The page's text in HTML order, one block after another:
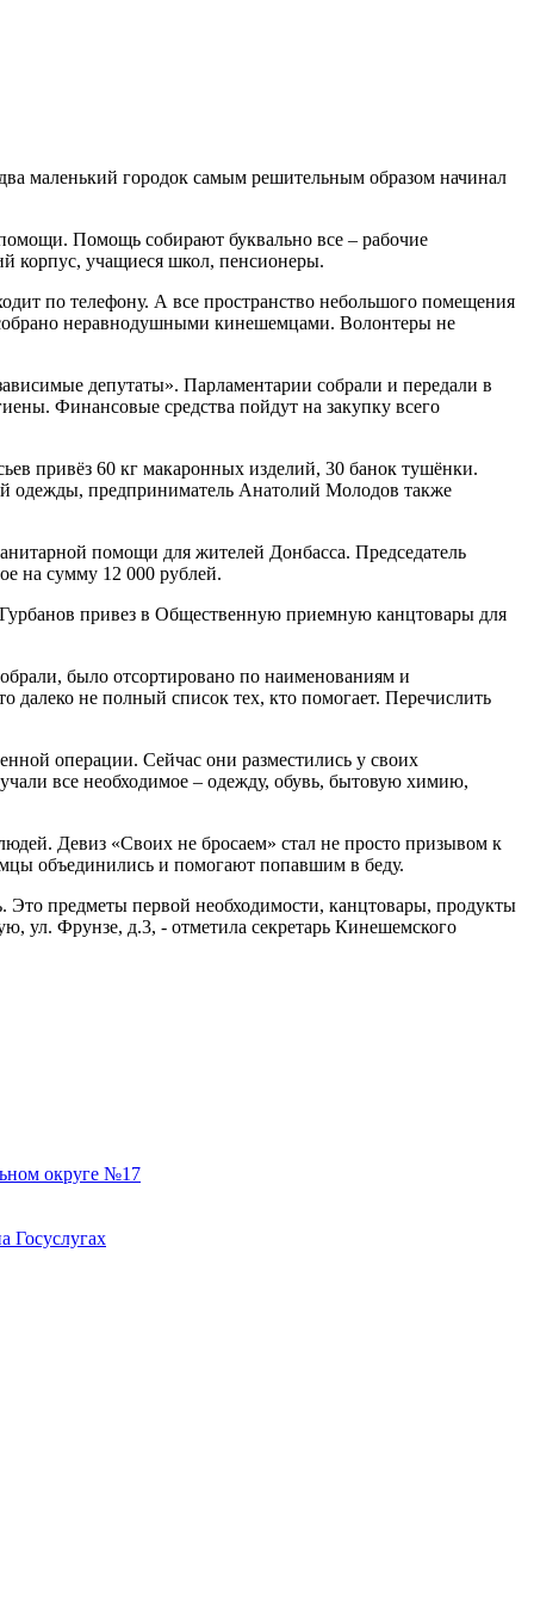
маленький городок самым решительным образом начинал
Помощь собирают буквально все – рабочие
корпус, учащиеся школ, пенсионеры.
по телефону. А все пространство небольшого помещения
неравнодушными кинешемцами. Волонтеры не
депутаты». Парламентарии собрали и передали в
Финансовые средства пойдут на закупку всего
привёз 60 кг макаронных изделий, 30 банок тушёнки.
одежды, предприниматель Анатолий Молодов также
помощи для жителей Донбасса. Председатель
на сумму 12 000 рублей.
привез в Общественную приемную канцтовары для
было отсортировано по наименованиям и
не полный список тех, кто помогает. Перечислить
операции. Сейчас они разместились у своих
все необходимое – одежду, обувь, бытовую химию,
Девиз «Своих не бросаем» стал не просто призывом к
объединились и помогают попавшим в беду.
предметы первой необходимости, канцтовары, продукты
Фрунзе, д.3, - отметила секретарь Кинешемского
округе №17
Госуслугах